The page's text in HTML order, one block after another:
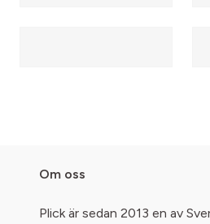
Om oss
Plick är sedan 2013 en av